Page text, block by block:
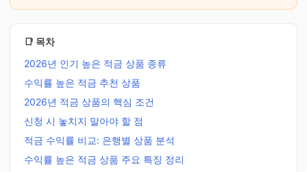
📑 목차
2026년 인기 높은 적금 상품 종류
수익률 높은 적금 추천 상품
2026년 적금 상품의 핵심 조건
신청 시 놓치지 말아야 할 점
적금 수익률 비교: 은행별 상품 분석
수익률 높은 적금 상품 주요 특징 정리